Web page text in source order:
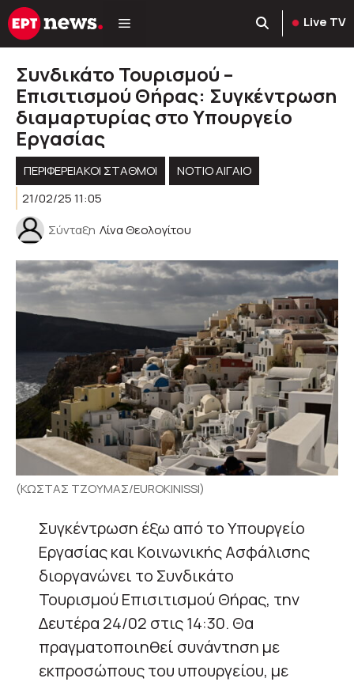
Μετάβαση
σε
Live TV
Συνδικάτο Τουρισμού –
Επισιτισμού Θήρας: Συγκέντρωση
διαμαρτυρίας στο Υπουργείο
Εργασίας
ΠΕΡΙΦΕΡΕΙΑΚΟΊ ΣΤΑΘΜΟΊ
ΝΟΤΙΟ ΑΙΓΑΙΟ
21/02/25 11:05
Σύνταξη Λίνα Θεολογίτου
(ΚΩΣΤΑΣ ΤΖΟΥΜΑΣ/EUROKINISSI)
Συγκέντρωση έξω από το Υπουργείο
Εργασίας και Κοινωνικής Ασφάλισης
διοργανώνει το Συνδικάτο
Τουρισμού Επισιτισμού Θήρας, την
Δευτέρα 24/02 στις 14:30. Θα
πραγματοποιηθεί συνάντηση με
εκπροσώπους του υπουργείου, με